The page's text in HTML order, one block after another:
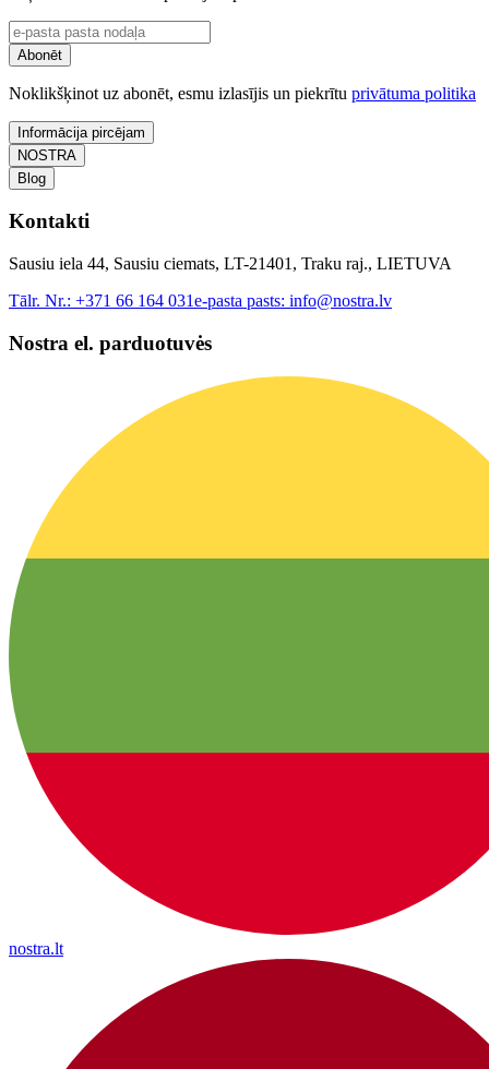
Abonēt
Noklikšķinot uz abonēt, esmu izlasījis un piekrītu privātuma politika
Informācija pircējam
NOSTRA
Blog
Kontakti
Sausiu iela 44, Sausiu ciemats, LT-21401, Traku raj., LIETUVA
Tālr. Nr.: +371 66 164 031e-pasta pasts: info@nostra.lv
Nostra el. parduotuvės
nostra.lt